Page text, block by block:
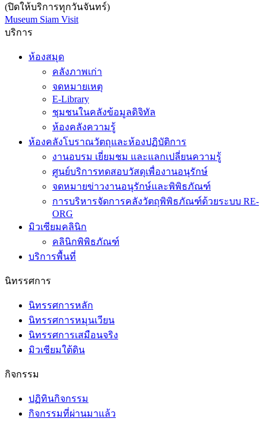
(ปิดให้บริการทุกวันจันทร์)
Museum Siam Visit
บริการ
ห้องสมุด
คลังภาพเก่า
จดหมายเหตุ
E-Library
ชุมชนในคลังข้อมูลดิจิทัล
ห้องคลังความรู้
ห้องคลังโบราณวัตถุและห้องปฏิบัติการ
งานอบรม เยี่ยมชม และแลกเปลี่ยนความรู้
ศูนย์บริการทดสอบวัสดุเพื่องานอนุรักษ์
จดหมายข่าวงานอนุรักษ์และพิพิธภัณฑ์
การบริหารจัดการคลังวัตถุพิพิธภัณฑ์ด้วยระบบ RE-
ORG
มิวเซียมคลินิก
คลินิกพิพิธภัณฑ์
บริการพื้นที่
นิทรรศการ
นิทรรศการหลัก
นิทรรศการหมุนเวียน
นิทรรศการเสมือนจริง
มิวเซียมใต้ดิน
กิจกรรม
ปฏิทินกิจกรรม
กิจกรรมที่ผ่านมาแล้ว